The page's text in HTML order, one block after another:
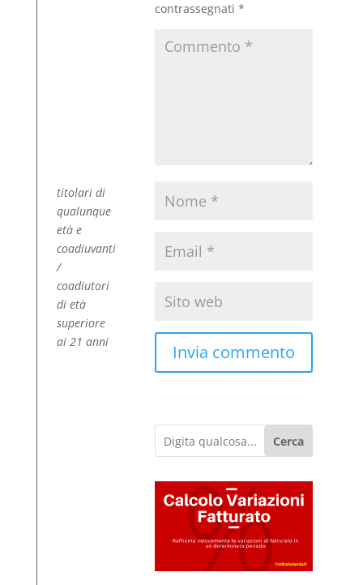
titolari di
qualunque
età e
coadiuvanti
/
coadiutori
di età
superiore
ai 21 anni
contrassegnati *
Cerca